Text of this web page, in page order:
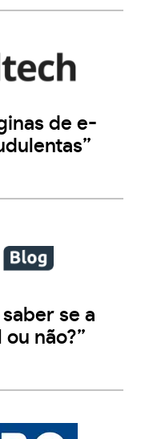
de e-
se a
não?”